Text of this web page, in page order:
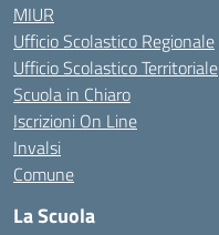
MIUR
Ufficio Scolastico Regionale
Ufficio Scolastico Territoriale
Scuola in Chiaro
Iscrizioni On Line
Invalsi
Comune
La Scuola